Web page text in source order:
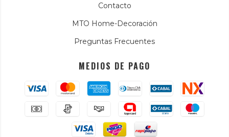
Contacto
MTO Home-Decoración
Preguntas Frecuentes
MEDIOS DE PAGO